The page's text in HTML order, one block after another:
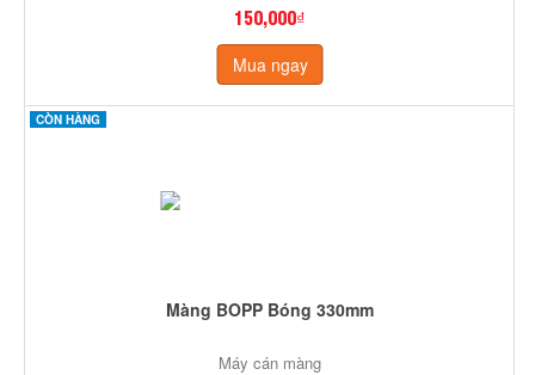
150,000₫
Mua ngay
CÒN HÀNG
Màng BOPP Bóng 330mm
Máy cán màng